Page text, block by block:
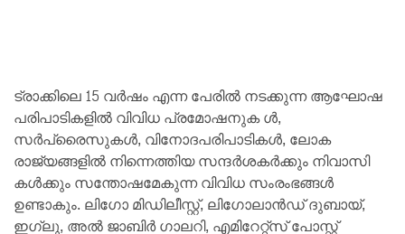
ട്രാക്കിലെ 15 വർഷം എന്ന പേരിൽ നടക്കുന്ന ആഘോഷ
പരിപാടികളിൽ വിവിധ പ്രമോഷനുക ൾ,
സർപ്രൈസുകൾ, വിനോദപരിപാടികൾ, ലോക
രാജ്യങ്ങളിൽ നിന്നെത്തിയ സന്ദർശകർക്കും നിവാസി
കൾക്കും സന്തോഷമേകുന്ന വിവിധ സംരംഭങ്ങൾ
ഉണ്ടാകും. ലിഗോ മിഡിലീസ്റ്റ്, ലിഗോലാൻഡ് ദുബായ്,
ഇഗ്ലു, അൽ ജാബിർ ഗാലറി, എമിറേറ്റ്സ് പോസ്റ്റ്